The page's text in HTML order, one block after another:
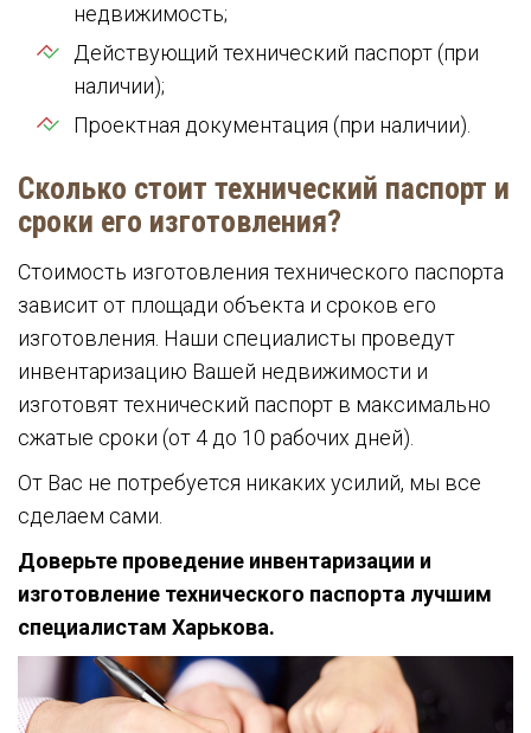
недвижимость;
Действующий технический паспорт (при
наличии);
Проектная документация (при наличии).
Сколько стоит технический паспорт и
сроки его изготовления?
Стоимость изготовления технического паспорта
зависит от площади объекта и сроков его
изготовления. Наши специалисты проведут
инвентаризацию Вашей недвижимости и
изготовят технический паспорт в максимально
сжатые сроки (от 4 до 10 рабочих дней).
От Вас не потребуется никаких усилий, мы все
сделаем сами.
Доверьте проведение инвентаризации и
изготовление технического паспорта лучшим
специалистам Харькова.